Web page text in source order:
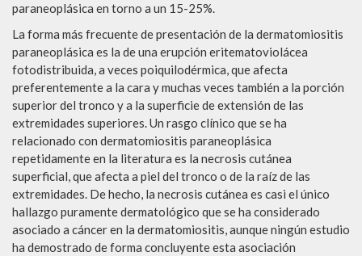
paraneoplásica en torno a un 15-25%.
La forma más frecuente de presentación de la dermatomiositis
paraneoplásica es la de una erupción eritematoviolácea
fotodistribuida, a veces poiquilodérmica, que afecta
preferentemente a la cara y muchas veces también a la porción
superior del tronco y a la superficie de extensión de las
extremidades superiores. Un rasgo clínico que se ha
relacionado con dermatomiositis paraneoplásica
repetidamente en la literatura es la necrosis cutánea
superficial, que afecta a piel del tronco o de la raíz de las
extremidades. De hecho, la necrosis cutánea es casi el único
hallazgo puramente dermatológico que se ha considerado
asociado a cáncer en la dermatomiositis, aunque ningún estudio
ha demostrado de forma concluyente esta asociación